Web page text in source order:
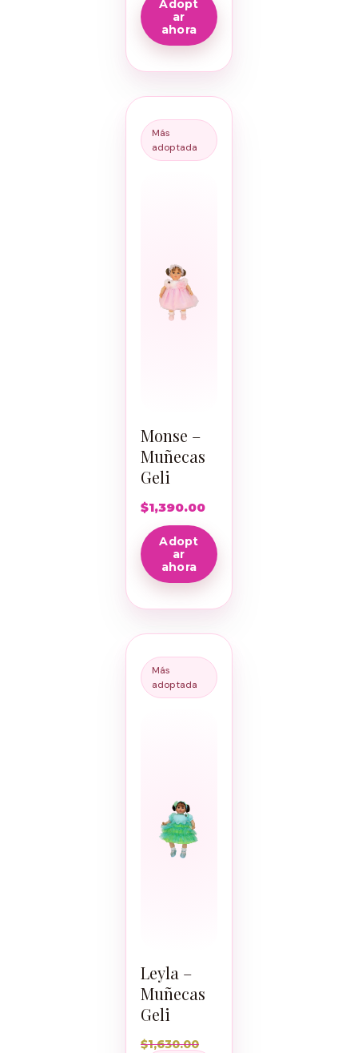
Adopt
ar
ahora
Más
adoptada
Monse –
Muñecas
Geli
$1,390.00
Adopt
ar
ahora
Más
adoptada
Leyla –
Muñecas
Geli
$1,630.00